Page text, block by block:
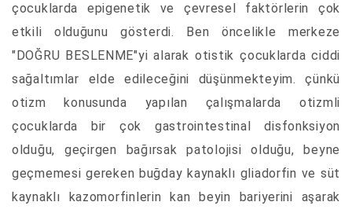
çocuklarda epigenetik ve çevresel faktörlerin çok
etkili olduğunu gösterdi. Ben öncelikle merkeze
"DOĞRU BESLENME"yi alarak otistik çocuklarda ciddi
sağaltımlar elde edileceğini düşünmekteyim. çünkü
otizm konusunda yapılan çalışmalarda otizmli
çocuklarda bir çok gastrointestinal disfonksiyon
olduğu, geçirgen bağırsak patolojisi olduğu, beyne
geçmemesi gereken buğday kaynaklı gliadorfin ve süt
kaynaklı kazomorfinlerin kan beyin bariyerini aşarak